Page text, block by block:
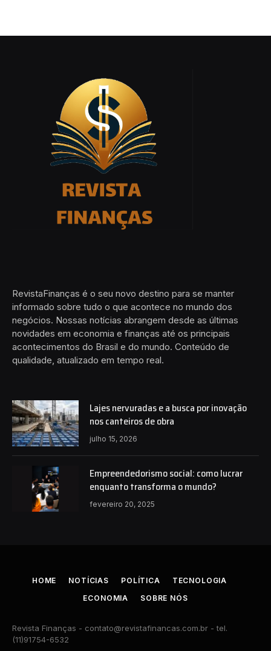
RevistaFinanças é o seu novo destino para se manter
informado sobre tudo o que acontece no mundo dos
negócios. Nossas notícias abrangem desde as últimas
novidades em economia e finanças até os principais
acontecimentos do Brasil e do mundo. Conteúdo de
qualidade, atualizado em tempo real.
Lajes nervuradas e a busca por inovação
nos canteiros de obra
julho 15, 2026
Empreendedorismo social: como lucrar
enquanto transforma o mundo?
fevereiro 20, 2025
HOME NOTÍCIAS POLÍTICA
TECNOLOGIA
ECONOMIA
SOBRE NÓS
Revista Finanças - contato@revistafinancas.com.br - tel.
(11)91754-6532